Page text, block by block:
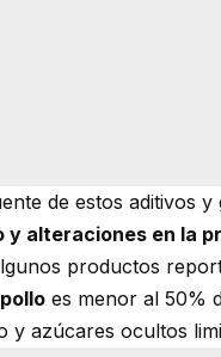
de estos aditivos
y alteraciones en la
productos
es menor al 50%
y azúcares ocultos